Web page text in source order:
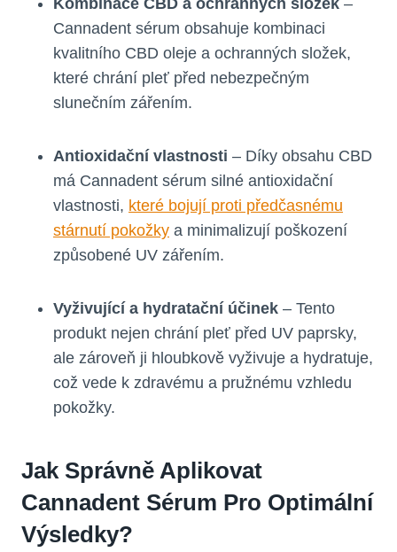
Cannadent sérum obsahuje kombinaci
kvalitního CBD oleje a ochranných složek,
které chrání pleť před nebezpečným
slunečním zářením.
Antioxidační vlastnosti – Díky obsahu CBD
má Cannadent sérum silné antioxidační
vlastnosti, které bojují proti předčasnému
stárnutí pokožky a minimalizují poškození
způsobené UV zářením.
Vyživující a hydratační účinek – Tento
produkt nejen chrání pleť před UV paprsky,
ale zároveň ji hloubkově vyživuje a hydratuje,
což vede k zdravému a pružnému vzhledu
pokožky.
Jak Správně Aplikovat
Cannadent Sérum Pro Optimální
Výsledky?